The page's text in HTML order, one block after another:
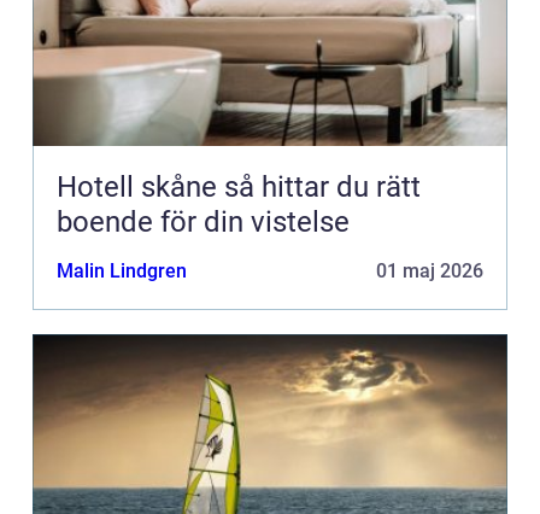
Hotell skåne så hittar du rätt
boende för din vistelse
Malin Lindgren 01 maj 2026